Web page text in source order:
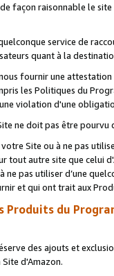
façon raisonnable le
service de
quant à la
fournir une
les Politiques du
violation d'une
ne doit pas être
Site ou à ne pas
autre site que celui
ne pas utiliser d’une
et qui ont trait aux
Produits du
des ajouts et
d'Amazon.